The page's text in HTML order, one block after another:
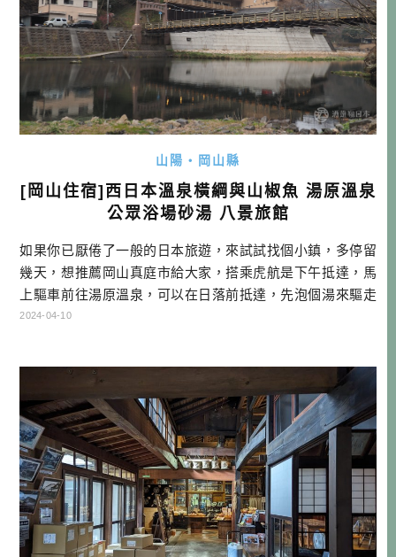
山陽・岡山縣
[岡山住宿]西日本溫泉橫綱與山椒魚 湯原溫泉
公眾浴場砂湯 八景旅館
如果你已厭倦了一般的日本旅遊，來試試找個小鎮，多停留
幾天，想推薦岡山真庭市給大家，搭乘虎航是下午抵達，馬
上驅車前往湯原溫泉，可以在日落前抵達，先泡個湯來驅走
日常生活的疲憊，是不是也挺不錯的呢！ ▲岡山機場全名為
的自然景觀聞名。湯原溫泉的特色之一是露天風呂「砂
湯」，這是一個天然的大型露天浴池 […]…
2024-04-10